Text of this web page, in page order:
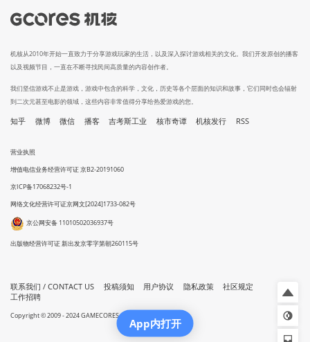
机核从2010年开始一直致力于分享游戏玩家的生活，以及深入探讨游戏相关的文化。我们开发原创的播客
以及视频节目，一直在不断寻找民间高质量的内容创作者。
我们坚信游戏不止是游戏，游戏中包含的科学，文化，历史等各个层面的知识和故事，它们同时也会辐射
到二次元甚至电影的领域，这些内容非常值得分享给热爱游戏的您。
知乎 微博 微信 播客 吉考斯工业 核市奇谭 机核发行 RSS
营业执照
增值电信业务经营许可证 京B2-20191060
京ICP备17068232号-1
网络文化经营许可证京网文[2024]1733-082号
京公网安备 11010502036937号
出版物经营许可证 新出发京零字第朝260115号
联系我们 / CONTACT US 投稿须知 用户协议 隐私政策
社区规定
工作招聘
Copyright © 2009 - 2024 GAMECORES. All Rights Reserved
App内打开